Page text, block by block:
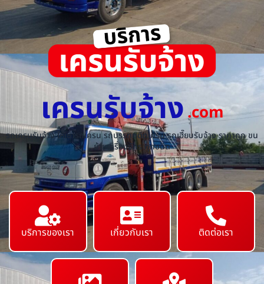
เครนรับจ้าง.com
รถเครนรับจ้าง ให้เช่ารถเครน รถบรรทุกติดเครน รถเฮี๊ยบรับจ้าง ราคาถูก ขน
ย้ายเครื่องจักร ทุกชนิด
บริการของเรา เกี่ยวกับเรา ติดต่อเรา